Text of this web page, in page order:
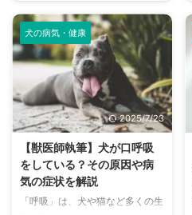
ひ参考にしてください。 この記
事の ...
さんも多いと思います。実は、猫
の呼吸の異常は深刻な健康問題の
サインであると考えられ、状況に
よっては緊急事態と言えることも
あります。 犬とは違って、猫は
普段から静かに呼吸をする動物で
す。そのため、呼吸が荒くなった
り口を開けて息をしたりする様子
は、要注意のサインとなります。
愛猫の命を守るために、どんな症
状に注意すべきか、そしていざと
いうときどう対処すべきか。今回
は、猫の呼吸困難について、症状
犬の病気・健康
2025/7/23
【獣医師執筆】犬が口呼吸
をしている？その原因や病
気の症状を解説
「呼吸」は、犬や猫など多くの生